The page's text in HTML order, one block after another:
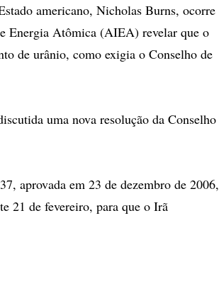
americano, Nicholas Burns, ocorre
Energia Atômica (AIEA) revelar que o
de urânio, como exigia o Conselho de
uma nova resolução da Conselho
aprovada em 23 de dezembro de 2006,
21 de fevereiro, para que o Irã